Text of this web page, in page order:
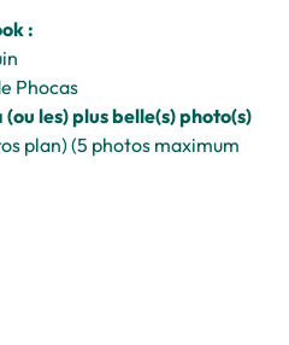
:
Phocas
(ou les) plus belle(s) photo(s)
plan) (5 photos maximum